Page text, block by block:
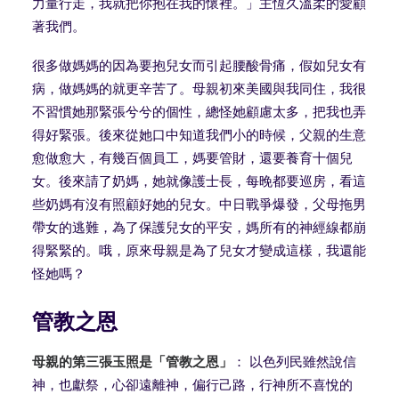
著我們。
很多做媽媽的因為要抱兒女而引起腰酸骨痛，假如兒女有
病，做媽媽的就更辛苦了。母親初來美國與我同住，我很
不習慣她那緊張兮兮的個性，總怪她顧慮太多，把我也弄
得好緊張。後來從她口中知道我們小的時候，父親的生意
愈做愈大，有幾百個員工，媽要管財，還要養育十個兒
女。後來請了奶媽，她就像護士長，每晚都要巡房，看這
些奶媽有沒有照顧好她的兒女。中日戰爭爆發，父母拖男
帶女的逃難，為了保護兒女的平安，媽所有的神經線都崩
得緊緊的。哦，原來母親是為了兒女才變成這樣，我還能
怪她嗎？
管教之恩
母親的第三張玉照是「管教之恩」
： 以色列民雖然說信
神，也獻祭，心卻遠離神，偏行己路，行神所不喜悅的